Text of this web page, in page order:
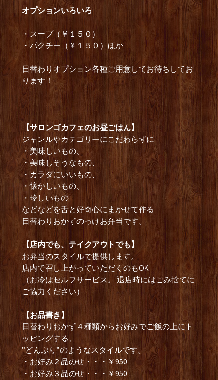
オプションいろいろ
・スープ（￥１５０）
・パクチー（￥１５０）ほか
日替わりオプション各種ご用意してお待ちしてお
ります！
【サロンゴカフェのお昼ごはん】
ジャンルやカテゴリーにこだわらずに
・美味しいもの、
・美味しそうなもの、
・カラダにいいもの、
・懐かしいもの、
・珍しいもの….
などなどを舌と好奇心にまかせて作る
日替わりおかずのっけお弁当です。
【店内でも、テイクアウトでも】
お弁当のスタイルで提供します。
店内で召し上がっていただくのもOK
（お冷はセルフサービス。 退店時にはごみ捨てに
ご協力ください）
【お品書き】
日替わりおかず４種類からお好みでご飯の上にト
ッピングする、
”どんぶり”のようなスタイルです。
・お好み２品のせ・・・￥950
・お好み３品のせ・・・￥950